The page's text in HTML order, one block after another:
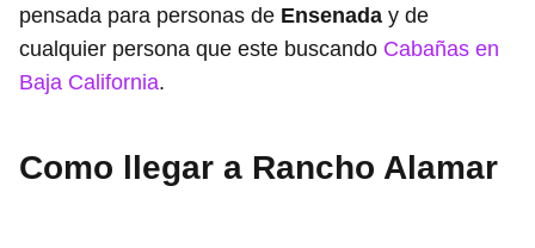
pensada para personas de Ensenada y de
cualquier persona que este buscando Cabañas en
Baja California.
Como llegar a Rancho Alamar